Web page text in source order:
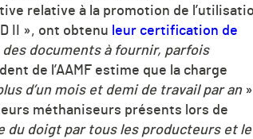
relative à la promotion de
II », ont obtenu leur certification de
documents à fournir, parfois
de l’AAMF estime que la charge
d’un mois et demi de travail par an
méthaniseurs présents lors de
doigt par tous les producteurs et le